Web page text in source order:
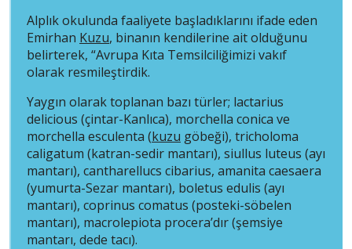
Alplık okulunda faaliyete başladıklarını ifade eden
Emirhan Kuzu, binanın kendilerine ait olduğunu
belirterek, “Avrupa Kıta Temsilciliğimizi vakıf
olarak resmileştirdik.
Yaygın olarak toplanan bazı türler; lactarius
delicious (çintar-Kanlıca), morchella conica ve
morchella esculenta (kuzu göbeği), tricholoma
caligatum (katran-sedir mantarı), siullus luteus (ayı
mantarı), cantharellucs cibarius, amanita caesaera
(yumurta-Sezar mantarı), boletus edulis (ayı
mantarı), coprinus comatus (posteki-söbelen
mantarı), macrolepiota procera’dır (şemsiye
mantarı, dede tacı).